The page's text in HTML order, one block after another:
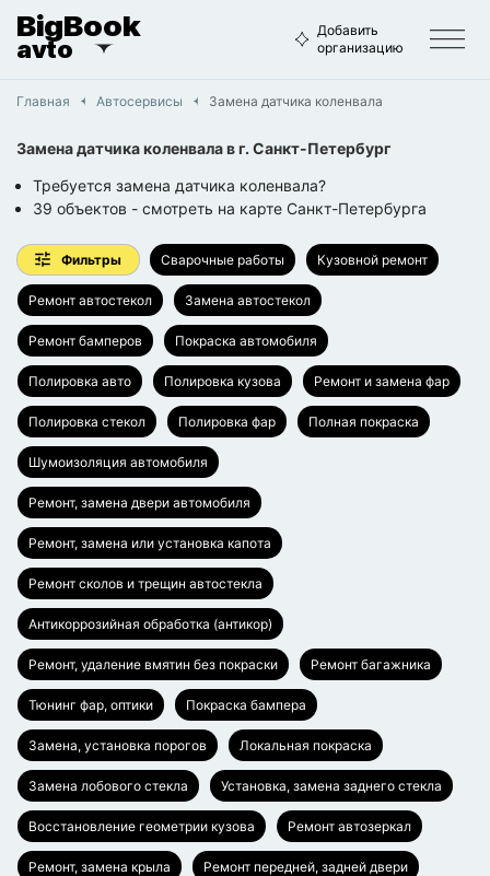
BigBook
avto
Добавить
организацию
Главная Автосервисы Замена датчика коленвала
Замена датчика коленвалав г. Санкт-Петербург
Требуется замена датчика коленвала?
39 объектов - смотреть на карте Санкт-Петербурга
Фильтры Сварочные работы Кузовной ремонт
Ремонт автостекол Замена автостекол
Ремонт бамперов Покраска автомобиля
Полировка авто Полировка кузова Ремонт и замена фар
Полировка стекол Полировка фар Полная покраска
Шумоизоляция автомобиля
Ремонт, замена двери автомобиля
Ремонт, замена или установка капота
Ремонт сколов и трещин автостекла
Антикоррозийная обработка (антикор)
Ремонт, удаление вмятин без покраски Ремонт багажника
Тюнинг фар, оптики Покраска бампера
Замена, установка порогов Локальная покраска
Замена лобового стекла Установка, замена заднего стекла
Восстановление геометрии кузова Ремонт автозеркал
Ремонт, замена крыла Ремонт передней, задней двери